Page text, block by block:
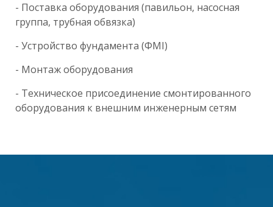
- Поставка оборудования (павильон, насосная
группа, трубная обвязка)
- Устройство фундамента (ФМI)
- Монтаж оборудования
- Техническое присоединение смонтированного
оборудования к внешним инженерным сетям